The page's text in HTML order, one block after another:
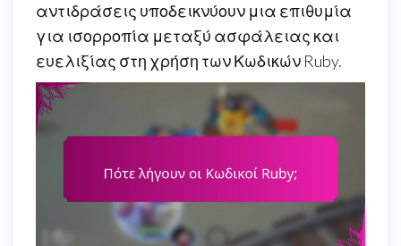
αντιδράσεις υποδεικνύουν μια επιθυμία
για ισορροπία μεταξύ ασφάλειας και
ευελιξίας στη χρήση των Κωδικών Ruby.